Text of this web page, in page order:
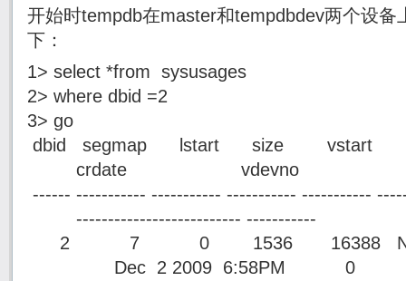
开始时tempdb在master和tempdbdev两个设备
下：
1> select *from sysusages
2> where dbid =2
3> go
dbid segmap lstart size vstart
crdate vdevno
------ ----------- ----------- ----------- -----------
-------------------------- -----------
2 7 0 1536 16388
Dec 2 2009 6:58PM 0